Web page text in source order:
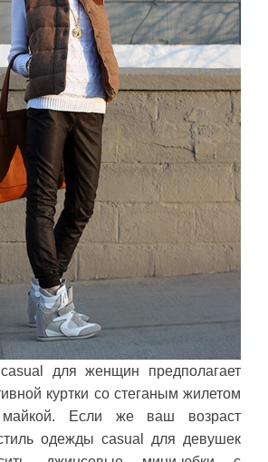
для женщин предполагает
куртки со стеганым жилетом
майкой. Если же ваш возраст
одежды casual для девушек